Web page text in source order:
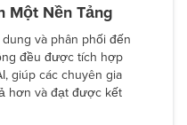
Một Nền Tảng
và phân phối đến
đều được tích hợp
giúp các chuyên gia
hơn và đạt được kết